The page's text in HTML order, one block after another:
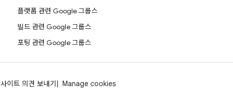
플랫폼 관련 Google 그룹스
빌드 관련 Google 그룹스
포팅 관련 Google 그룹스
사이트 의견 보내기 Manage cookies